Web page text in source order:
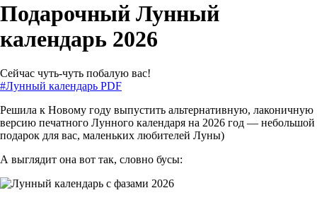
Подарочный Лунный
календарь 2026
Сейчас чуть-чуть побалую вас!
#Лунный календарь PDF
Решила к Новому году выпустить альтернативную, лаконичную
версию печатного Лунного календаря на 2026 год — небольшой
подарок для вас, маленьких любителей Луны)
А выглядит она вот так, словно бусы: